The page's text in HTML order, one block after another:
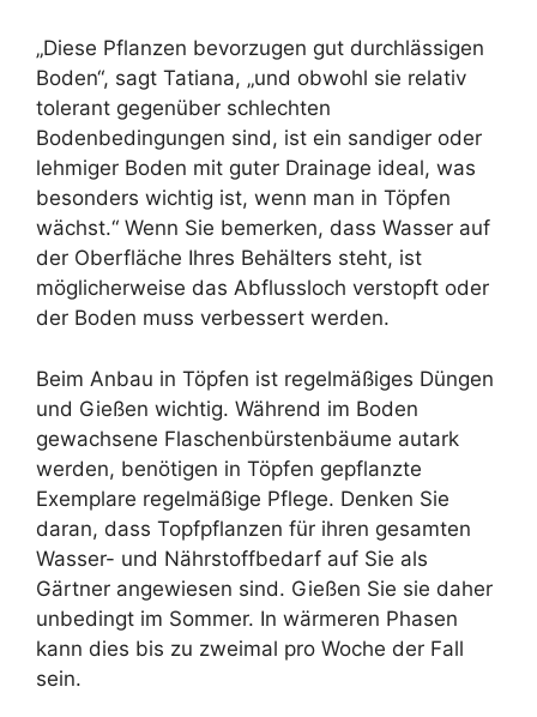
„Diese Pflanzen bevorzugen gut durchlässigen
Boden“, sagt Tatiana, „und obwohl sie relativ
tolerant gegenüber schlechten
Bodenbedingungen sind, ist ein sandiger oder
lehmiger Boden mit guter Drainage ideal, was
besonders wichtig ist, wenn man in Töpfen
wächst.“ Wenn Sie bemerken, dass Wasser auf
der Oberfläche Ihres Behälters steht, ist
möglicherweise das Abflussloch verstopft oder
der Boden muss verbessert werden.
Beim Anbau in Töpfen ist regelmäßiges Düngen
und Gießen wichtig. Während im Boden
gewachsene Flaschenbürstenbäume autark
werden, benötigen in Töpfen gepflanzte
Exemplare regelmäßige Pflege. Denken Sie
daran, dass Topfpflanzen für ihren gesamten
Wasser- und Nährstoffbedarf auf Sie als
Gärtner angewiesen sind. Gießen Sie sie daher
unbedingt im Sommer. In wärmeren Phasen
kann dies bis zu zweimal pro Woche der Fall
sein.